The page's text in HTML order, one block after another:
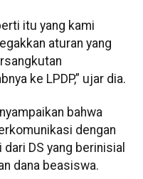
itu yang kami
aturan yang
ke LPDP,” ujar dia.
bahwa
dengan
DS yang berinisial
dana beasiswa.